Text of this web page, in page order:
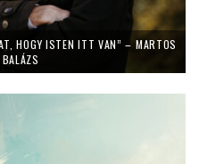
HOGY ISTEN ITT VAN” – MARTOS